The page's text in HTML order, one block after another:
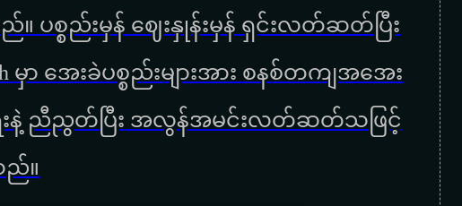
ဆုံးရှုံးရတော့မ
လား
ဒဏ်ရာရ
ပစ္စည်းမှန် ဈေးနှုန်းမှန် ရှင်းလတ်ဆတ်ပြီး
မှာ အေးခဲပစ္စည်းများအား စနစ်တကျအအေး
ေးနဲ့ ညီညွတ်ပြီး အလွန်အမင်းလတ်ဆတ်သဖြင့်
ည်။